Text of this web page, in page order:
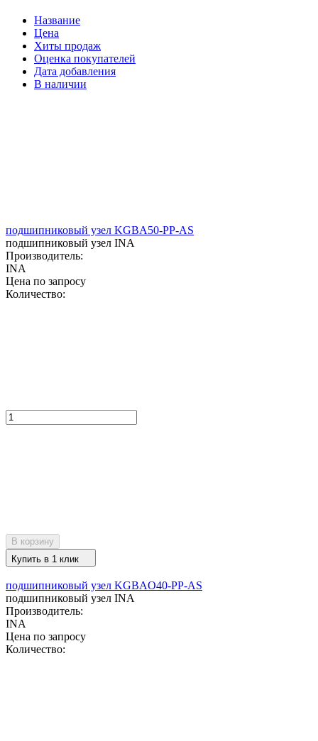
Название
Цена
Хиты продаж
Оценка покупателей
Дата добавления
В наличии
подшипниковый узел KGBA50-PP-AS
подшипниковый узел INA
Производитель:
INA
Цена по запросу
Количество:
В корзину
Купить в 1 клик
подшипниковый узел KGBAO40-PP-AS
подшипниковый узел INA
Производитель:
INA
Цена по запросу
Количество: